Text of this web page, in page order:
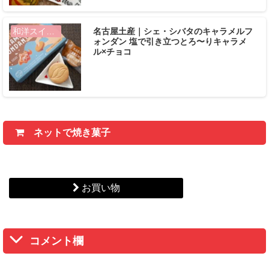
和洋スイーツ
名古屋土産｜シェ・シバタのキャラメルフ
ォンダン 塩で引き立つとろ〜りキャラメ
ル×チョコ
ネットで焼き菓子
お買い物
コメント欄